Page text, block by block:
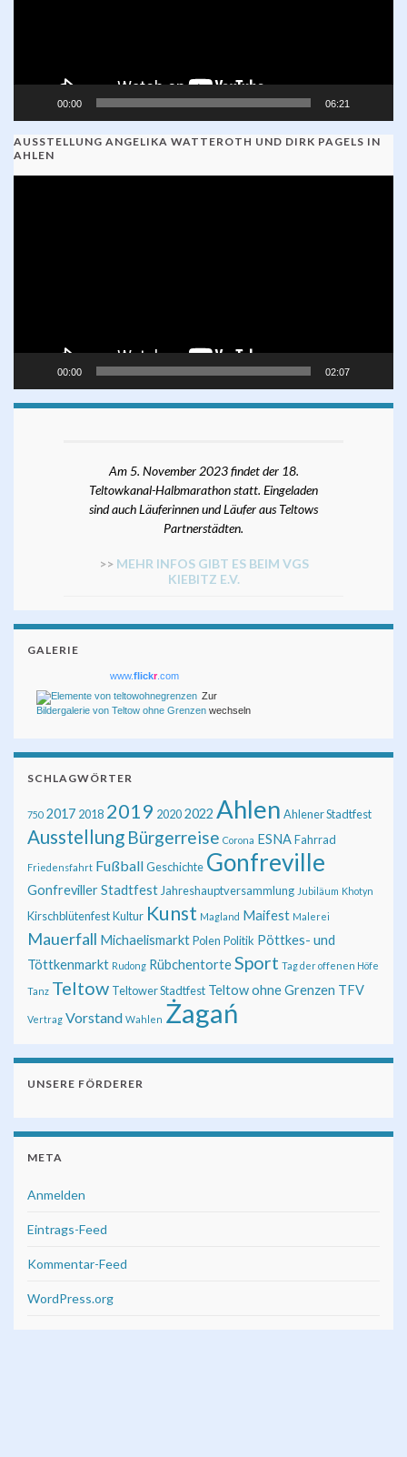
00:00 06:21
AUSSTELLUNG ANGELIKA WATTEROTH UND DIRK PAGELS IN
AHLEN
00:00 02:07
Am 5. November 2023 findet der 18.
Teltowkanal-Halbmarathon statt. Eingeladen
sind auch Läuferinnen und Läufer aus Teltows
Partnerstädten.
>> MEHR INFOS GIBT ES BEIM VGS
KIEBITZ E.V.
GALERIE
www.flickr.com
Zur
Bildergalerie von Teltow ohne Grenzen wechseln
SCHLAGWÖRTER
750 2017 2018 2019 20202022 Ahlen Ahlener Stadtfest
Ausstellung Bürgerreise Corona ESNAFahrrad
Friedensfahrt FußballGeschichte Gonfreville
Gonfreviller Stadtfest Jahreshauptversammlung Jubiläum Khotyn
KirschblütenfestKultur Kunst Magland Maifest Malerei
Mauerfall MichaelismarktPolen Politik Pöttkes- und
Töttkenmarkt Rudong RübchentorteSport Tag der offenen Höfe
Tanz Teltow Teltower Stadtfest Teltow ohne Grenzen TFV
Vertrag Vorstand Wahlen Żagań
UNSERE FÖRDERER
META
Anmelden
Eintrags-Feed
Kommentar-Feed
WordPress.org